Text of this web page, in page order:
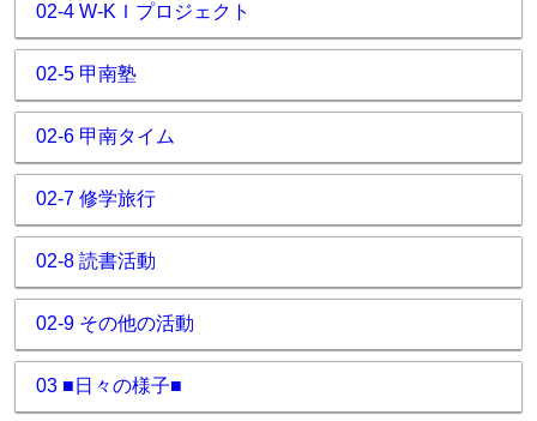
02-4 W-KＩプロジェクト
02-5 甲南塾
02-6 甲南タイム
02-7 修学旅行
02-8 読書活動
02-9 その他の活動
03 ■日々の様子■